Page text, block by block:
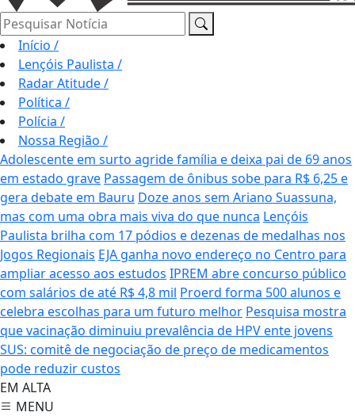
Pesquisar Notícia
Início /
Lençóis Paulista /
Radar Atitude/
Política /
Polícia /
Nossa Região /
Adolescente em surto agride família e deixa pai de 69 anos
em estado grave Passagem de ônibus sobe para R$ 6,25 e
gera debate em Bauru Doze anos sem Ariano Suassuna,
mas com uma obra mais viva do que nunca Lençóis
Paulista brilha com 17 pódios e dezenas de medalhas nos
Jogos Regionais EJA ganha novo endereço no Centro para
ampliar acesso aos estudos IPREM abre concurso público
com salários de até R$ 4,8 mil Proerd forma 500 alunos e
celebra escolhas para um futuro melhor Pesquisa mostra
que vacinação diminuiu prevalência de HPV ente jovens
SUS: comitê de negociação de preço de medicamentos
pode reduzir custos
EM ALTA
MENU